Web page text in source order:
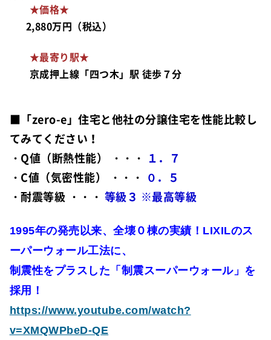
★価格★
2,880万円（税込）
★最寄り駅★
京成押上線「四つ木」駅 徒歩７分
■「zero-e」住宅と他社の分譲住宅を性能比較し
てみてください！
・Q値（断熱性能） ・・・ １．７
・C値（気密性能） ・・・ ０．５
・耐震等級 ・・・ 等級３ ※最高等級
1995年の発売以来、全壊０棟の実績！LIXILのス
ーパーウォール工法に、
制震性をプラスした「制震スーパーウォール」を
採用！
https://www.youtube.com/watch?
v=XMQWPbeD-QE